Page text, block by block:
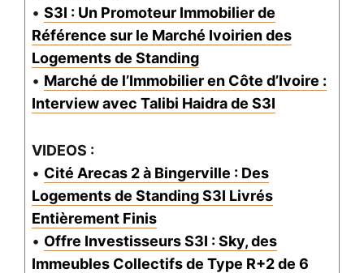
• S3I : Un Promoteur Immobilier de
Référence sur le Marché Ivoirien des
Logements de Standing
• Marché de l’Immobilier en Côte d’Ivoire :
Interview avec Talibi Haidra de S3I
VIDEOS :
• Cité Arecas 2 à Bingerville : Des
Logements de Standing S3I Livrés
Entièrement Finis
• Offre Investisseurs S3I : Sky, des
Immeubles Collectifs de Type R+2 de 6